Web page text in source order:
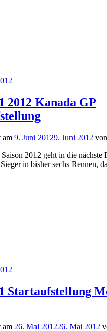
2012 Kanada GP
am 9. Juni 20129. Juni 2012 von
2012 geht in die nächste
in bisher sechs Rennen,
Startaufstellung
am 26. Mai 201226. Mai 2012